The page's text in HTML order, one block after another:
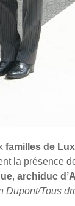
familles de
la présence
,archiduc
Dupont/Tous